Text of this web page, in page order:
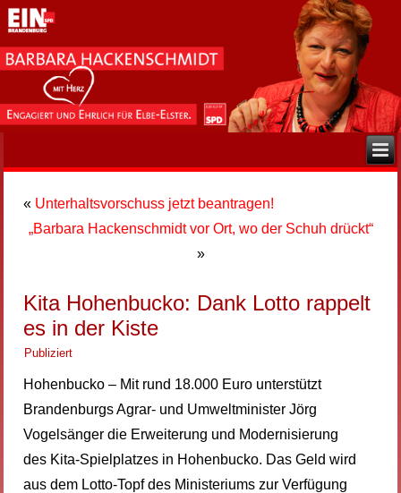
« Unterhaltsvorschuss jetzt beantragen!
„Barbara Hackenschmidt vor Ort, wo der Schuh drückt“
»
Kita Hohenbucko: Dank Lotto rappelt
es in der Kiste
Publiziert
Hohenbucko – Mit rund 18.000 Euro unterstützt
Brandenburgs Agrar- und Umweltminister Jörg
Vogelsänger die Erweiterung und Modernisierung
des Kita-Spielplatzes in Hohenbucko. Das Geld wird
aus dem Lotto-Topf des Ministeriums zur Verfügung